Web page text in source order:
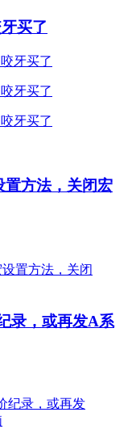
买了
置方法，关闭宏
录，或再发A系